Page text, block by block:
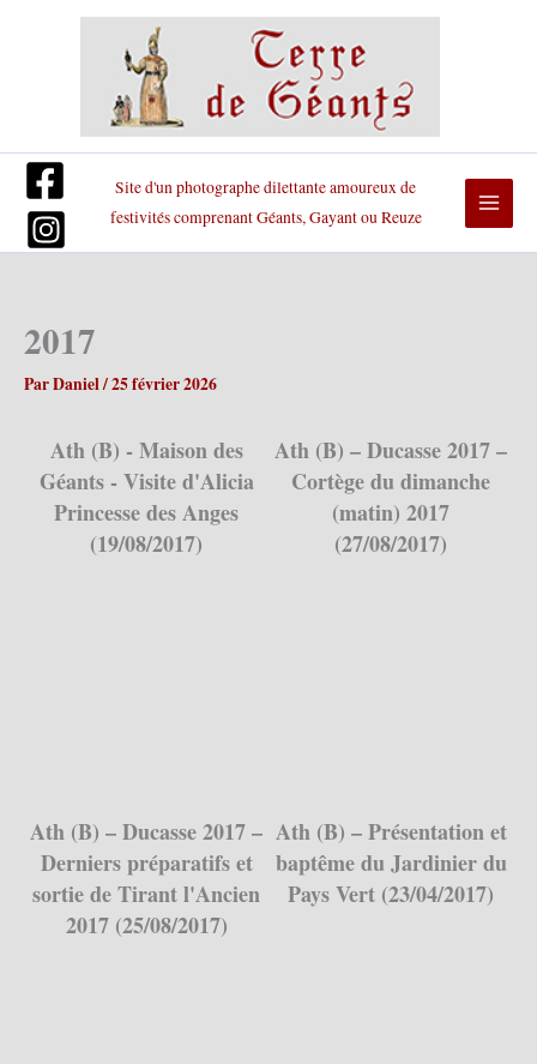
Site d'un photographe dilettante amoureux de
festivités comprenant Géants, Gayant ou Reuze
2017
ParDaniel/25 février 2026
Ath (B) - Maison des
Géants - Visite d'Alicia
Princesse des Anges
(19/08/2017)
Ath (B) – Ducasse 2017 –
Cortège du dimanche
(matin) 2017
(27/08/2017)
Ath (B) – Ducasse 2017 –
Derniers préparatifs et
sortie de Tirant l'Ancien
2017 (25/08/2017)
Ath (B) – Présentation et
baptême du Jardinier du
Pays Vert (23/04/2017)